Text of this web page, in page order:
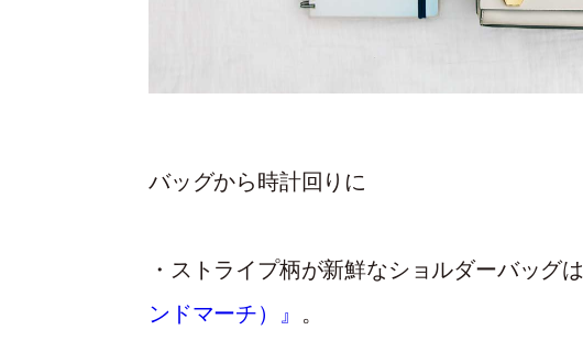
バッグから時計回りに
・ストライプ柄が新鮮なショルダーバッグは
ンドマーチ）』
。